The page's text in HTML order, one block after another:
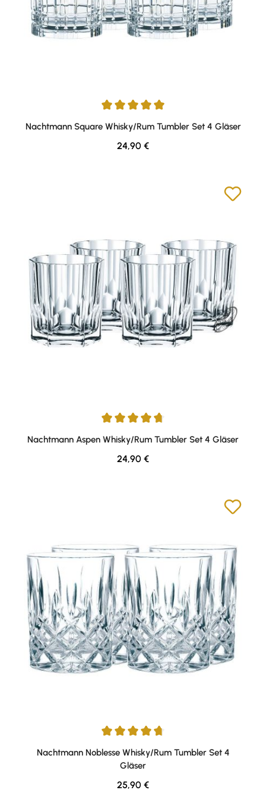
Durchschnittliche Bewertung von 5 von 5 Sternen
Nachtmann Square Whisky/Rum Tumbler Set 4 Gläser
Regulärer Preis:
24,90 €
Durchschnittliche Bewertung von 4.67 von 5 Sternen
Nachtmann Aspen Whisky/Rum Tumbler Set 4 Gläser
Regulärer Preis:
24,90 €
Durchschnittliche Bewertung von 4.75 von 5 Sternen
Nachtmann Noblesse Whisky/Rum Tumbler Set 4
Gläser
Regulärer Preis:
25,90 €